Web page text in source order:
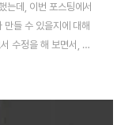
는데, 이번 포스팅에서
만들 수 있을지에 대해
수정을 해 보면서, 윳
라, 어떻게 평평한 눈
겠다고 카메라 모양의